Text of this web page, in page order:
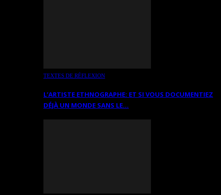
TEXTES DE RÉFLEXION
L’ARTISTE ETHNOGRAPHE: ET SI VOUS DOCUMENTIEZ
DÉJÀ UN MONDE SANS LE…